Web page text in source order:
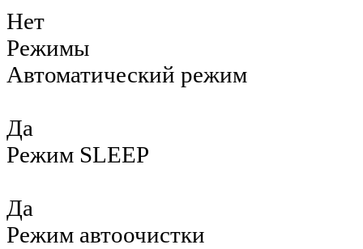
Нет
Режимы
Автоматический режим
Да
Режим SLEEP
Да
Режим автоочистки